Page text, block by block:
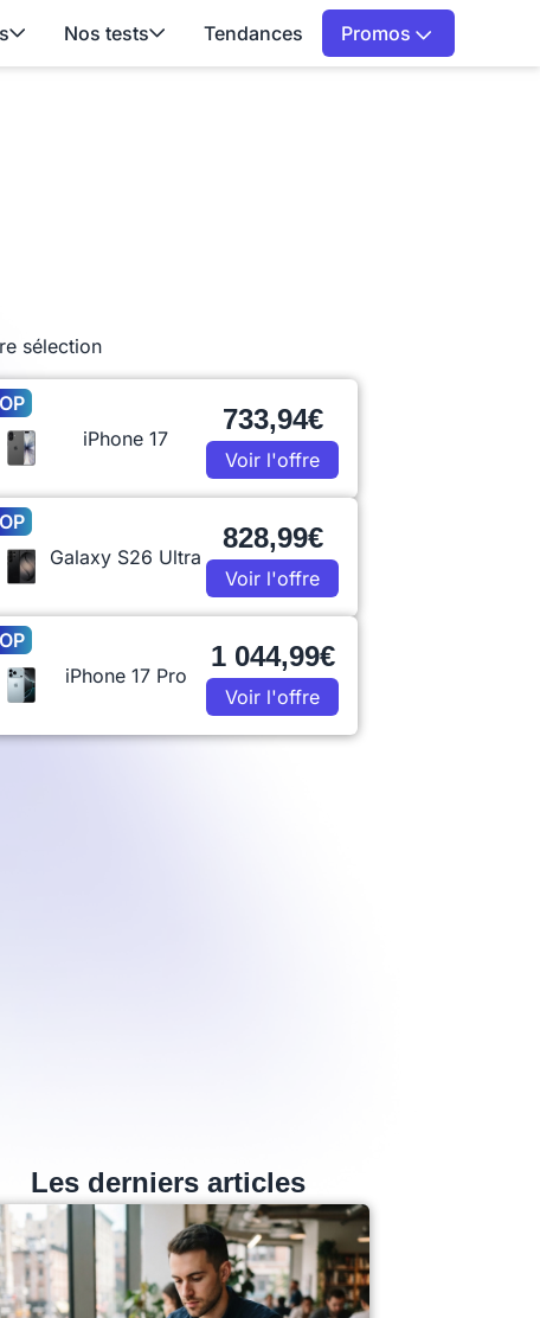
Nos tests Tendances Promos
sélection
iPhone 17
733,94€
Voir l'offre
Galaxy S26 Ultra
828,99€
Voir l'offre
iPhone 17 Pro
1 044,99€
Voir l'offre
Les derniers articles